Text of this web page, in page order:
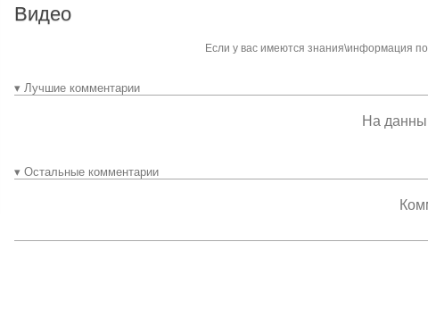
Видео
Если у вас имеются знания\информация
▾ Лучшие комментарии
На
▾ Остальные комментарии